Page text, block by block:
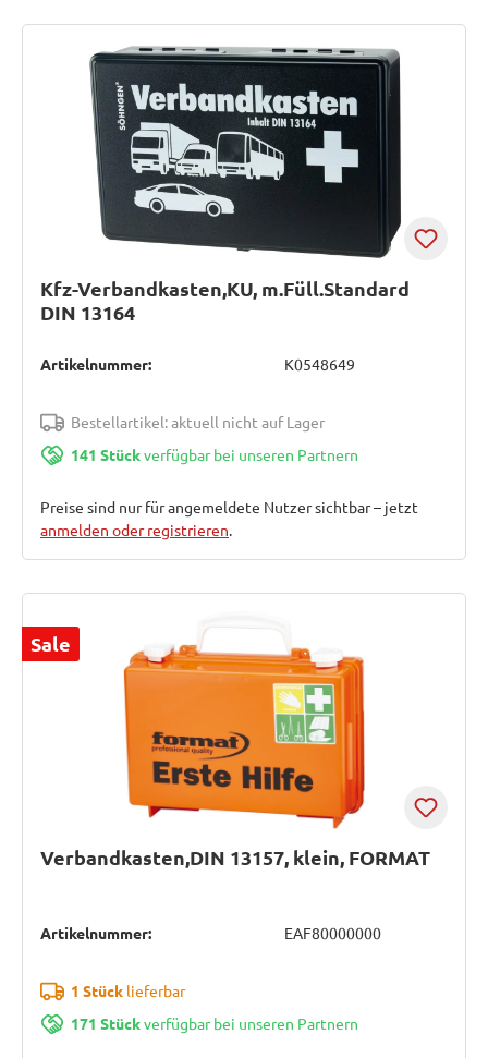
Kfz-Verbandkasten,KU, m.Füll.Standard
DIN 13164
Artikelnummer: K0548649
Bestellartikel: aktuell nicht auf Lager
141 Stückverfügbar bei unseren Partnern
Preise sind nur für angemeldete Nutzer sichtbar – jetzt
anmelden oder registrieren.
Sale
Verbandkasten,DIN 13157, klein, FORMAT
Artikelnummer: EAF80000000
1 Stücklieferbar
171 Stückverfügbar bei unseren Partnern